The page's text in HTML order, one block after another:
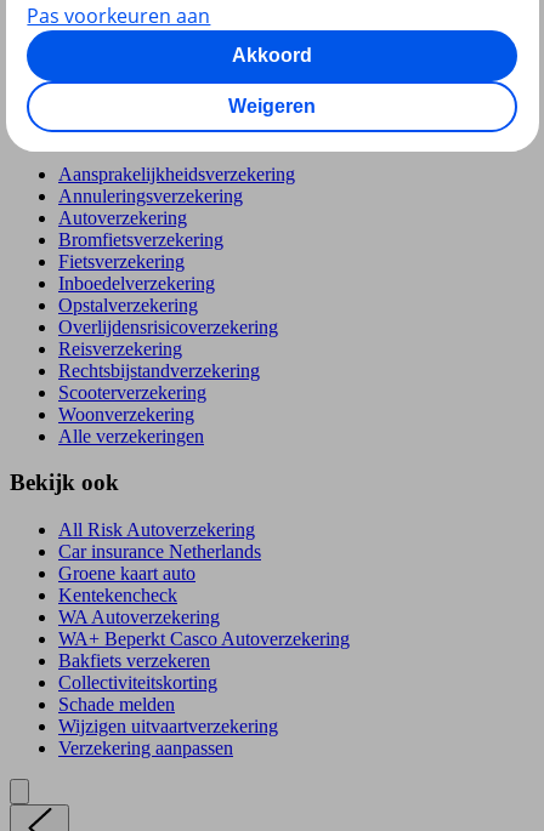
terug
Verzekeringen
Aansprakelijkheidsverzekering
Annuleringsverzekering
Autoverzekering
Bromfietsverzekering
Fietsverzekering
Inboedelverzekering
Opstalverzekering
Overlijdensrisicoverzekering
Reisverzekering
Rechtsbijstandverzekering
Scooterverzekering
Woonverzekering
Alle verzekeringen
Bekijk ook
All Risk Autoverzekering
Car insurance Netherlands
Groene kaart auto
Kentekencheck
WA Autoverzekering
WA+ Beperkt Casco Autoverzekering
Bakfiets verzekeren
Collectiviteitskorting
Schade melden
Wijzigen uitvaartverzekering
Verzekering aanpassen
Pas voorkeuren aan
Akkoord
Weigeren